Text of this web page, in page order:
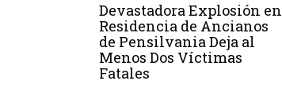
Devastadora Explosión en
Residencia de Ancianos
de Pensilvania Deja al
Menos Dos Víctimas
Fatales